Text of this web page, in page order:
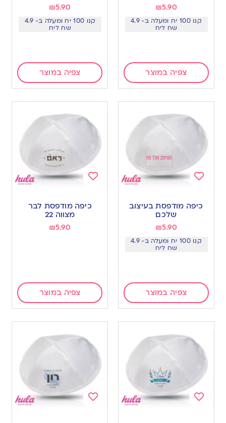
₪5.90
קנו 100 יח ומעלה ב- 4.9
שח ליח
צפיה במוצר
₪5.90
קנו 100 יח ומעלה ב- 4.9
שח ליח
צפיה במוצר
toכיפה מודפסת בעיצוב
שלכם
₪5.90
קנו 100 יח ומעלה ב- 4.9
שח ליח
צפיה במוצר
wishlist
כיפה מודפסת לבר
מצווה 22
₪5.90
צפיה במוצר